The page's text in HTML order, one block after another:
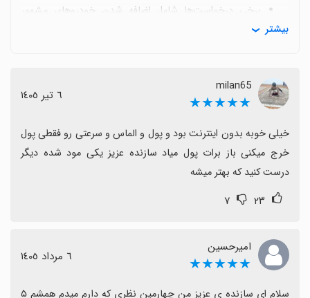
برخی درخواست‌ها شامل اضافه شدن خودروهای مشهور
مانند آئودی و توسعه محتوا با مودهای بیشتر برای تجربه
برخی مراحل اشاره کردند و توان سیستم را برای تعادل بازی در
مود می‌خواهند بهبود یابد.
در کل، حس خوب و تمایل به استفاده از نسخه مود برای
تجربه گسترده‌تر و مستقل از اتصال اینترنت وجود دارد که به
تصمیم‌گیری برای دانلود کمک می‌کند.
بیشتر
milan65
★★★★★ ٦ تیر ١٤٠٥
درست کنید که بهتر میشه
۲۳ ۷
امیرحسین
★★★★★ ٦ مرداد ١٤٠٥